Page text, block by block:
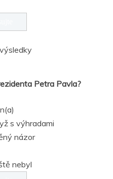
Petra Pavla?
s výhradami
názor
nebyl